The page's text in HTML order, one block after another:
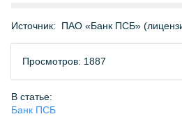
Источник: ПАО «Банк ПСБ»
Просмотров: 1887
В статье:
Банк ПСБ